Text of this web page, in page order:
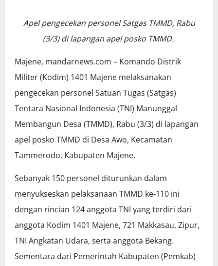
Apel pengecekan personel Satgas TMMD, Rabu
(3/3) di lapangan apel posko TMMD.
Majene, mandarnews.com – Komando Distrik
Militer (Kodim) 1401 Majene melaksanakan
pengecekan personel Satuan Tugas (Satgas)
Tentara Nasional Indonesia (TNI) Manunggal
Membangun Desa (TMMD), Rabu (3/3) di lapangan
apel posko TMMD di Desa Awo, Kecamatan
Tammerodo, Kabupaten Majene.
Sebanyak 150 personel diturunkan dalam
menyukseskan pelaksanaan TMMD ke-110 ini
dengan rincian 124 anggota TNI yang terdiri dari
anggota Kodim 1401 Majene, 721 Makkasau, Zipur,
TNI Angkatan Udara, serta anggota Bekang.
Sementara dari Pemerintah Kabupaten (Pemkab)